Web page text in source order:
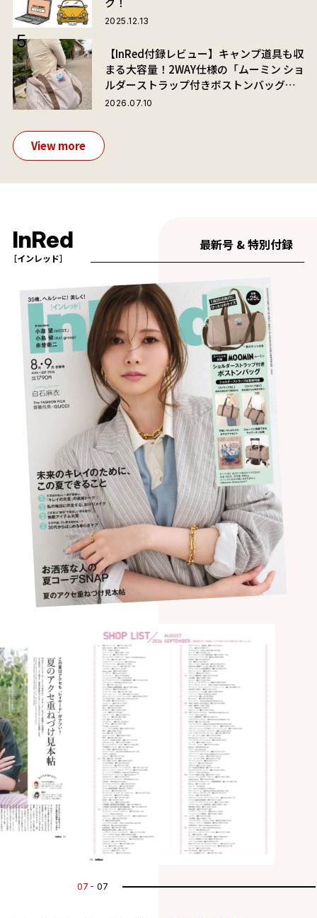
2025.12.13
【InRed付録レビュー】キャンプ道具も収
まる大容量！2WAY仕様の「ムーミン ショ
ルダーストラップ付きボストンバッグ」
が夏旅におすすめな理由
2026.07.10
View more
InRed
［インレッド］
最新号 & 特別付録
07 07